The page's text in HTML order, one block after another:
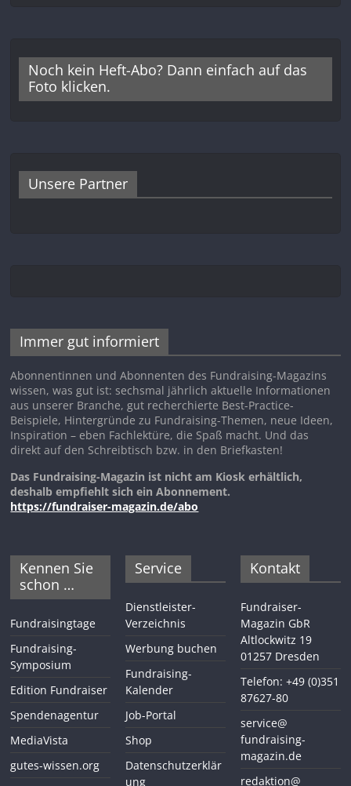
Noch kein Heft-Abo? Dann einfach auf das
Foto klicken.
Unsere Partner
Immer gut informiert
Abonnentinnen und Abonnenten des Fundraising-Magazins
wissen, was gut ist: sechsmal jährlich aktuelle Informationen
aus unserer Branche, gut recherchierte Best-Practice-
Beispiele, Hintergründe zu Fundraising-Themen, neue Ideen,
Inspiration – eben Fachlektüre, die Spaß macht. Und das
direkt auf den Schreibtisch bzw. in den Briefkasten!
Das Fundraising-Magazin ist nicht am Kiosk erhältlich,
deshalb empfiehlt sich ein Abonnement.
https://fundraiser-magazin.de/abo
Kennen Sie
schon …
Fundraisingtage
Fundraising-
Symposium
Edition Fundraiser
Spendenagentur
MediaVista
gutes-wissen.org
Service
Dienstleister-
Verzeichnis
Werbung buchen
Fundraising-
Kalender
Job-Portal
Shop
Datenschutzerklär
ung
Kontakt
Fundraiser-
Magazin GbR
Altlockwitz 19
01257 Dresden
Telefon: +49 (0)351
87627-80
service@
fundraising-
magazin.de
redaktion@